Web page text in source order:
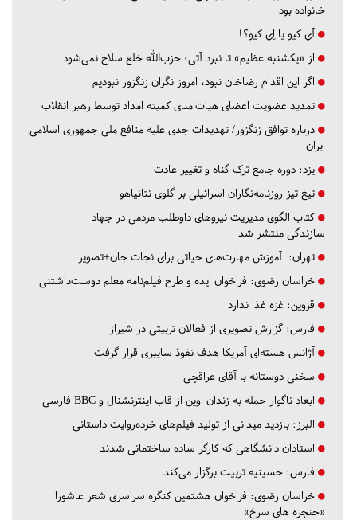
خانواده بود
آي كيو يا اِي كيو؟!
از «یکشنبه عظیم» تا نبرد آتی؛ حزب‌الله خلع سلاح نمی‌شود
اگر این اقدام رضاخان نبود، امروز نگران زنگزور نبودیم
تمدید عضویت اعضای هیات‌امنای کمیته امداد توسط رهبر انقلاب
درباره توافق زنگزور/ تهدیدات جدی علیه منافع ملی جمهوری اسلامی
ایران
یزد: دوره جامع ترک گناه و تغییر عادت
تیغ تیز روزنامه‌نگاران اسرائیلی بر گلوی نتانیاهو
کتاب الگوی مدیریت نیروهای داوطلب مردمی در جهاد
سازندگی منتشر شد
تهران: آموزش مهارت‌های حیاتی برای نجات جان+تصویر
خراسان رضوی: فراخوان ایده و طرح فیلم‌نامه معلم دوست‌داشتنی
قزوین: غزه غذا ندارد
فارس: گزارش تصویری از فعالان تربیتی در شیراز
آژانس هسته‌ای آمریکا هدف نفوذ سایبری قرار گرفت
سخنی دوستانه با آقای عراقچی
ابعاد ناگوار حمله به زندان اوین از قاب اینترنشنال و BBC فارسی
البرز: بازدید میدانی از تولید فیلم‌های خرده‌روایت داستانی
استادان دانشگاهی که کارگر ساده ساختمانی شدند
فارس: حسینیه تربیت برگزار می‌کند
خراسان رضوی: فراخوان هشتمین کنگره سراسری شعر عاشورا
«حنجره های سرخ»